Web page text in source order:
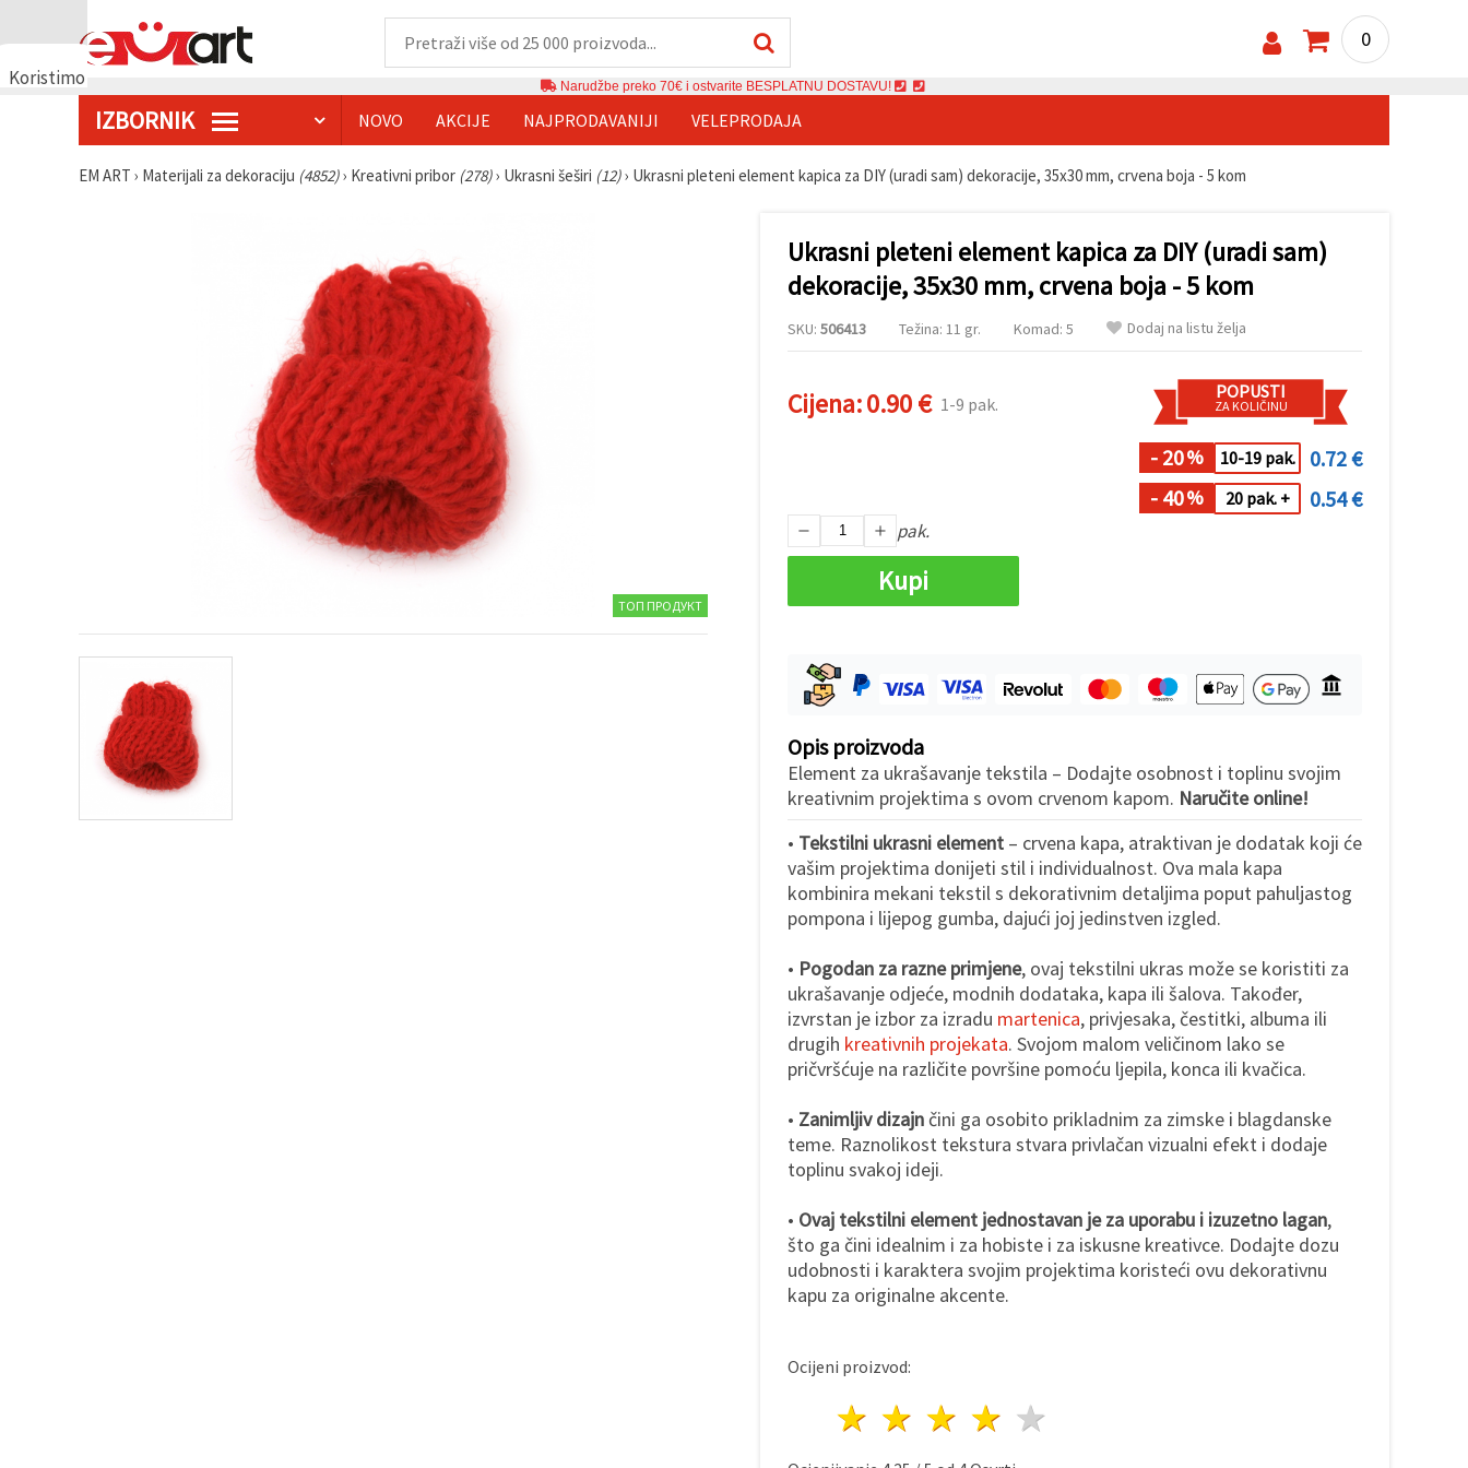
Koristimo
0
Narudžbe preko 70€ i ostvarite BESPLATNU DOSTAVU!
IZBORNIK NOVO AKCIJE NAJPRODAVANIJI VELEPRODAJA
EM ART › Materijali za dekoraciju (4852)› Kreativni pribor (278)› Ukrasni šeširi (12)› Ukrasni pleteni element kapica za DIY (uradi sam) dekoracije, 35x30 mm, crvena boja - 5 kom
ТОП ПРОДУКТ
Ukrasni pleteni element kapica za DIY (uradi sam)
dekoracije, 35x30 mm, crvena boja - 5 kom
SKU: 506413 Težina: 11 gr. Komad: 5 Dodaj na listu želja
Cijena:0.90 € 1-9 pak.
POPUSTI
ZA KOLIČINU
- 20% 10-19 pak.
0.72 €
- 40% 20 pak. + 0.54 €
pak.
Kupi
Opis proizvoda
Element za ukrašavanje tekstila – Dodajte osobnost i toplinu svojim
kreativnim projektima s ovom crvenom kapom. Naručite online!
• Tekstilni ukrasni element – crvena kapa, atraktivan je dodatak koji će
vašim projektima donijeti stil i individualnost. Ova mala kapa
kombinira mekani tekstil s dekorativnim detaljima poput pahuljastog
pompona i lijepog gumba, dajući joj jedinstven izgled.
• Pogodan za razne primjene, ovaj tekstilni ukras može se koristiti za
ukrašavanje odjeće, modnih dodataka, kapa ili šalova. Također,
izvrstan je izbor za izradu martenica, privjesaka, čestitki, albuma ili
drugih kreativnih projekata. Svojom malom veličinom lako se
pričvršćuje na različite površine pomoću ljepila, konca ili kvačica.
• Zanimljiv dizajnčini ga osobito prikladnim za zimske i blagdanske
teme. Raznolikost tekstura stvara privlačan vizualni efekt i dodaje
toplinu svakoj ideji.
• Ovaj tekstilni element jednostavan je za uporabu i izuzetno lagan,
što ga čini idealnim i za hobiste i za iskusne kreativce. Dodajte dozu
udobnosti i karaktera svojim projektima koristeći ovu dekorativnu
kapu za originalne akcente.
Ocijeni proizvod:
4 zvijezde
3 zvijezde
2 zvijezde
1 zvijezda